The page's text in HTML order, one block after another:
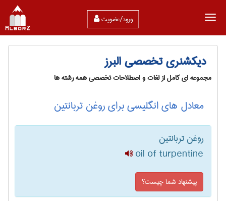
ورود/عضویت
دیکشنری تخصصی البرز
مجموعه ای کامل از لغات و اصطلاحات تخصصی همه رشته ها
معادل های انگلیسی برای روغن تربانتین
روغن تربانتین
oil of turpentine
پیشنهاد شما چیست؟